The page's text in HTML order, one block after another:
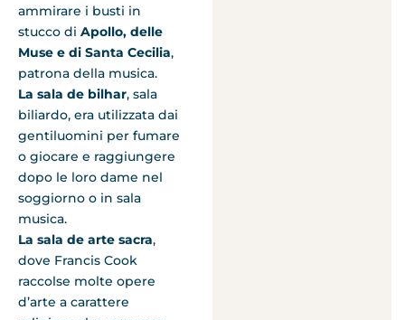
ammirare i busti in
stucco di Apollo, delle
Muse e di Santa Cecilia,
patrona della musica.
La sala de bilhar, sala
biliardo, era utilizzata dai
gentiluomini per fumare
o giocare e raggiungere
dopo le loro dame nel
soggiorno o in sala
musica.
La sala de arte sacra,
dove Francis Cook
raccolse molte opere
d’arte a carattere